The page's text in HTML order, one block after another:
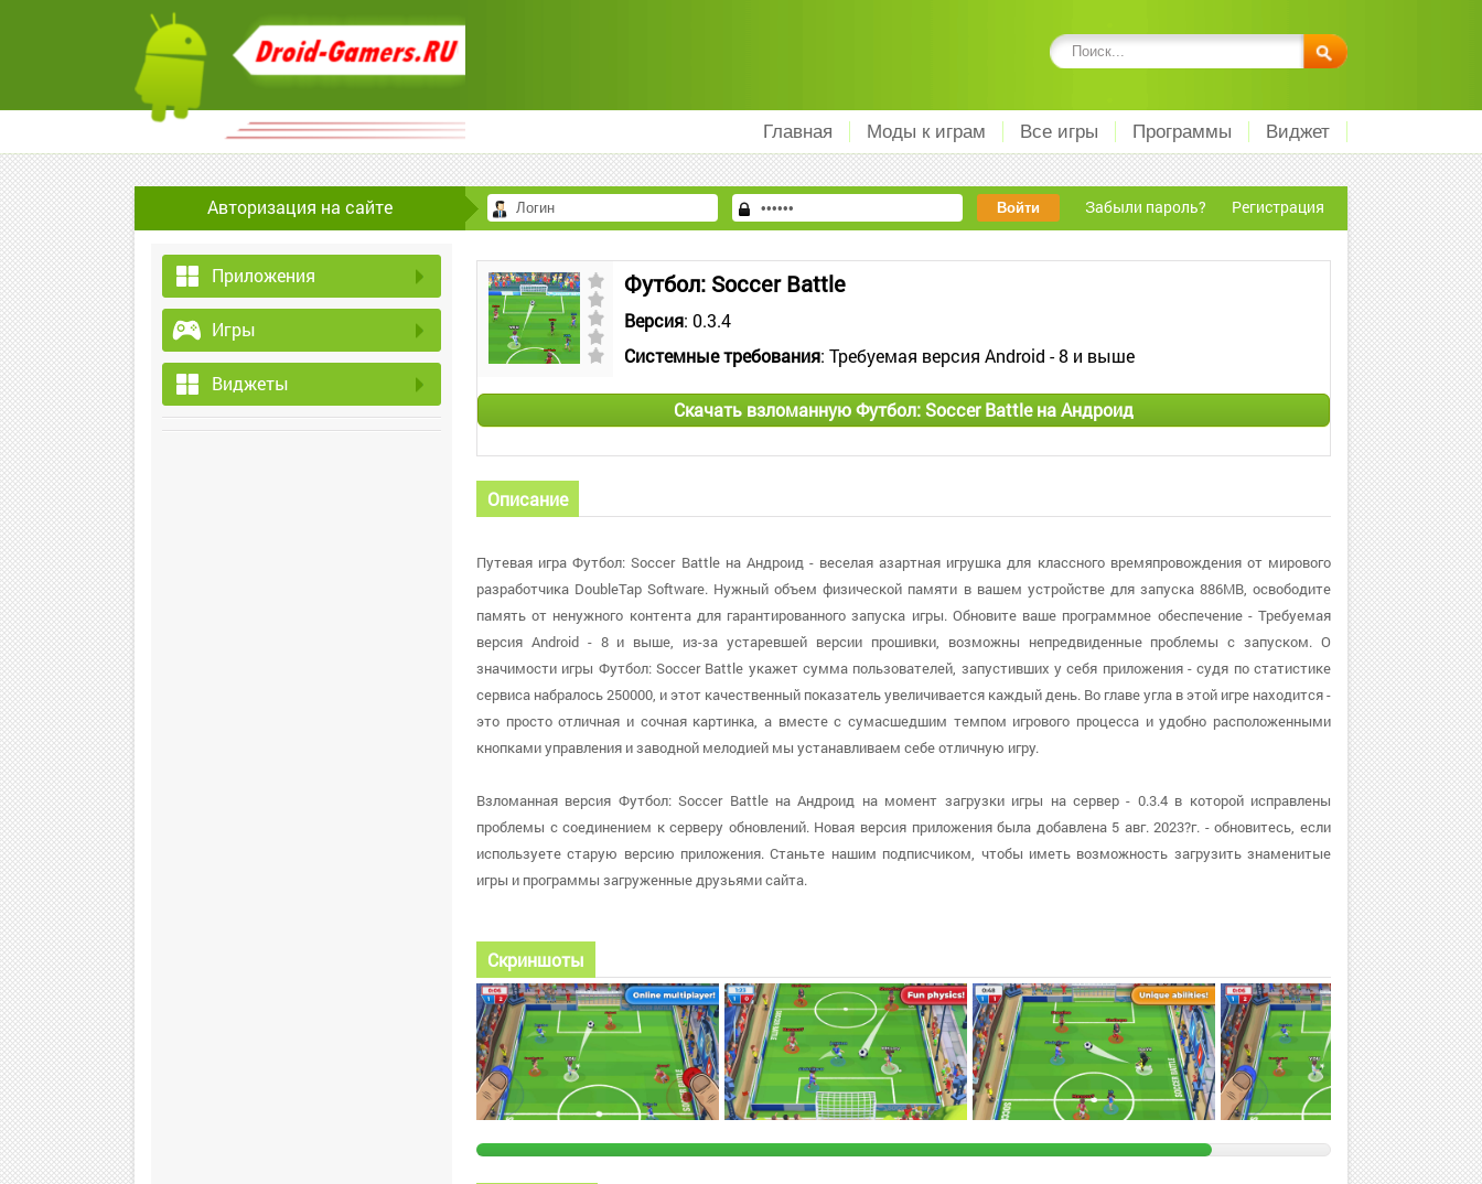
Главная Моды к играм Все игры Программы Виджет
Авторизация на сайте Забыли пароль? Регистрация
Приложения
Игры
Виджеты
Футбол: Soccer Battle
Версия: 0.3.4
Системные требования: Требуемая версия Android - 8 и выше
Скачать взломанную Футбол: Soccer Battle на Андроид
Описание
Путевая игра Футбол: Soccer Battle на Андроид - веселая азартная игрушка для классного времяпровождения от мирового
разработчика DoubleTap Software. Нужный объем физической памяти в вашем устройстве для запуска 886MB, освободите
память от ненужного контента для гарантированного запуска игры. Обновите ваше программное обеспечение - Требуемая
версия Android - 8 и выше, из-за устаревшей версии прошивки, возможны непредвиденные проблемы с запуском. О
значимости игры Футбол: Soccer Battle укажет сумма пользователей, запустивших у себя приложения - судя по статистике
сервиса набралось 250000, и этот качественный показатель увеличивается каждый день. Во главе угла в этой игре находится -
это просто отличная и сочная картинка, а вместе с сумасшедшим темпом игрового процесса и удобно расположенными
кнопками управления и заводной мелодией мы устанавливаем себе отличную игру.
Взломанная версия Футбол: Soccer Battle на Андроид на момент загрузки игры на сервер - 0.3.4 в которой исправлены
проблемы с соединением к серверу обновлений. Новая версия приложения была добавлена 5 авг. 2023?г. - обновитесь, если
используете старую версию приложения. Станьте нашим подписчиком, чтобы иметь возможность загрузить знаменитые
игры и программы загруженные друзьями сайта.
Скриншоты